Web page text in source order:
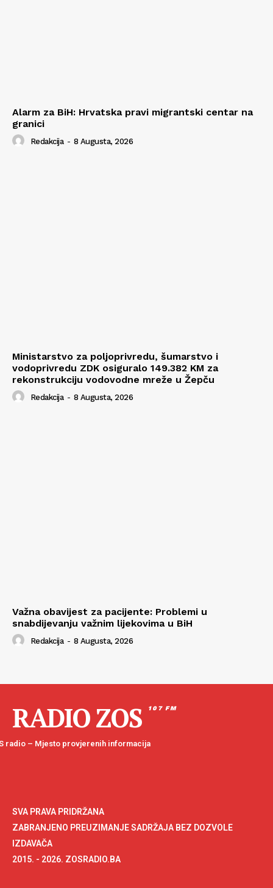
Alarm za BiH: Hrvatska pravi migrantski centar na
granici
Redakcija - 8 Augusta, 2026
Ministarstvo za poljoprivredu, šumarstvo i
vodoprivredu ZDK osiguralo 149.382 KM za
rekonstrukciju vodovodne mreže u Žepču
Redakcija - 8 Augusta, 2026
Važna obavijest za pacijente: Problemi u
snabdijevanju važnim lijekovima u BiH
Redakcija - 8 Augusta, 2026
RADIO ZOS 107 FM
radio – Mjesto provjerenih informacija
SVA PRAVA PRIDRŽANA
ZABRANJENO PREUZIMANJE SADRŽAJA BEZ DOZVOLE
IZDAVAČA
2015. - 2026. ZOSRADIO.BA